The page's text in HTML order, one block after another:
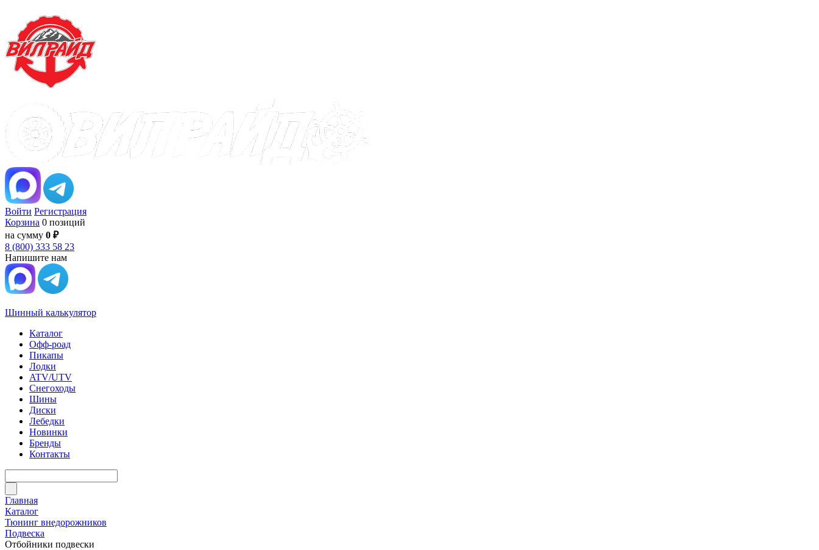
Войти Регистрация
Корзина 0 позиций
на сумму 0 ₽
8 (800) 333 58 23
Напишите нам
Шинный калькулятор
Каталог
Офф-роад
Пикапы
Лодки
ATV/UTV
Снегоходы
Шины
Диски
Лебедки
Новинки
Бренды
Контакты
Главная
Каталог
Тюнинг внедорожников
Подвеска
Отбойники подвески